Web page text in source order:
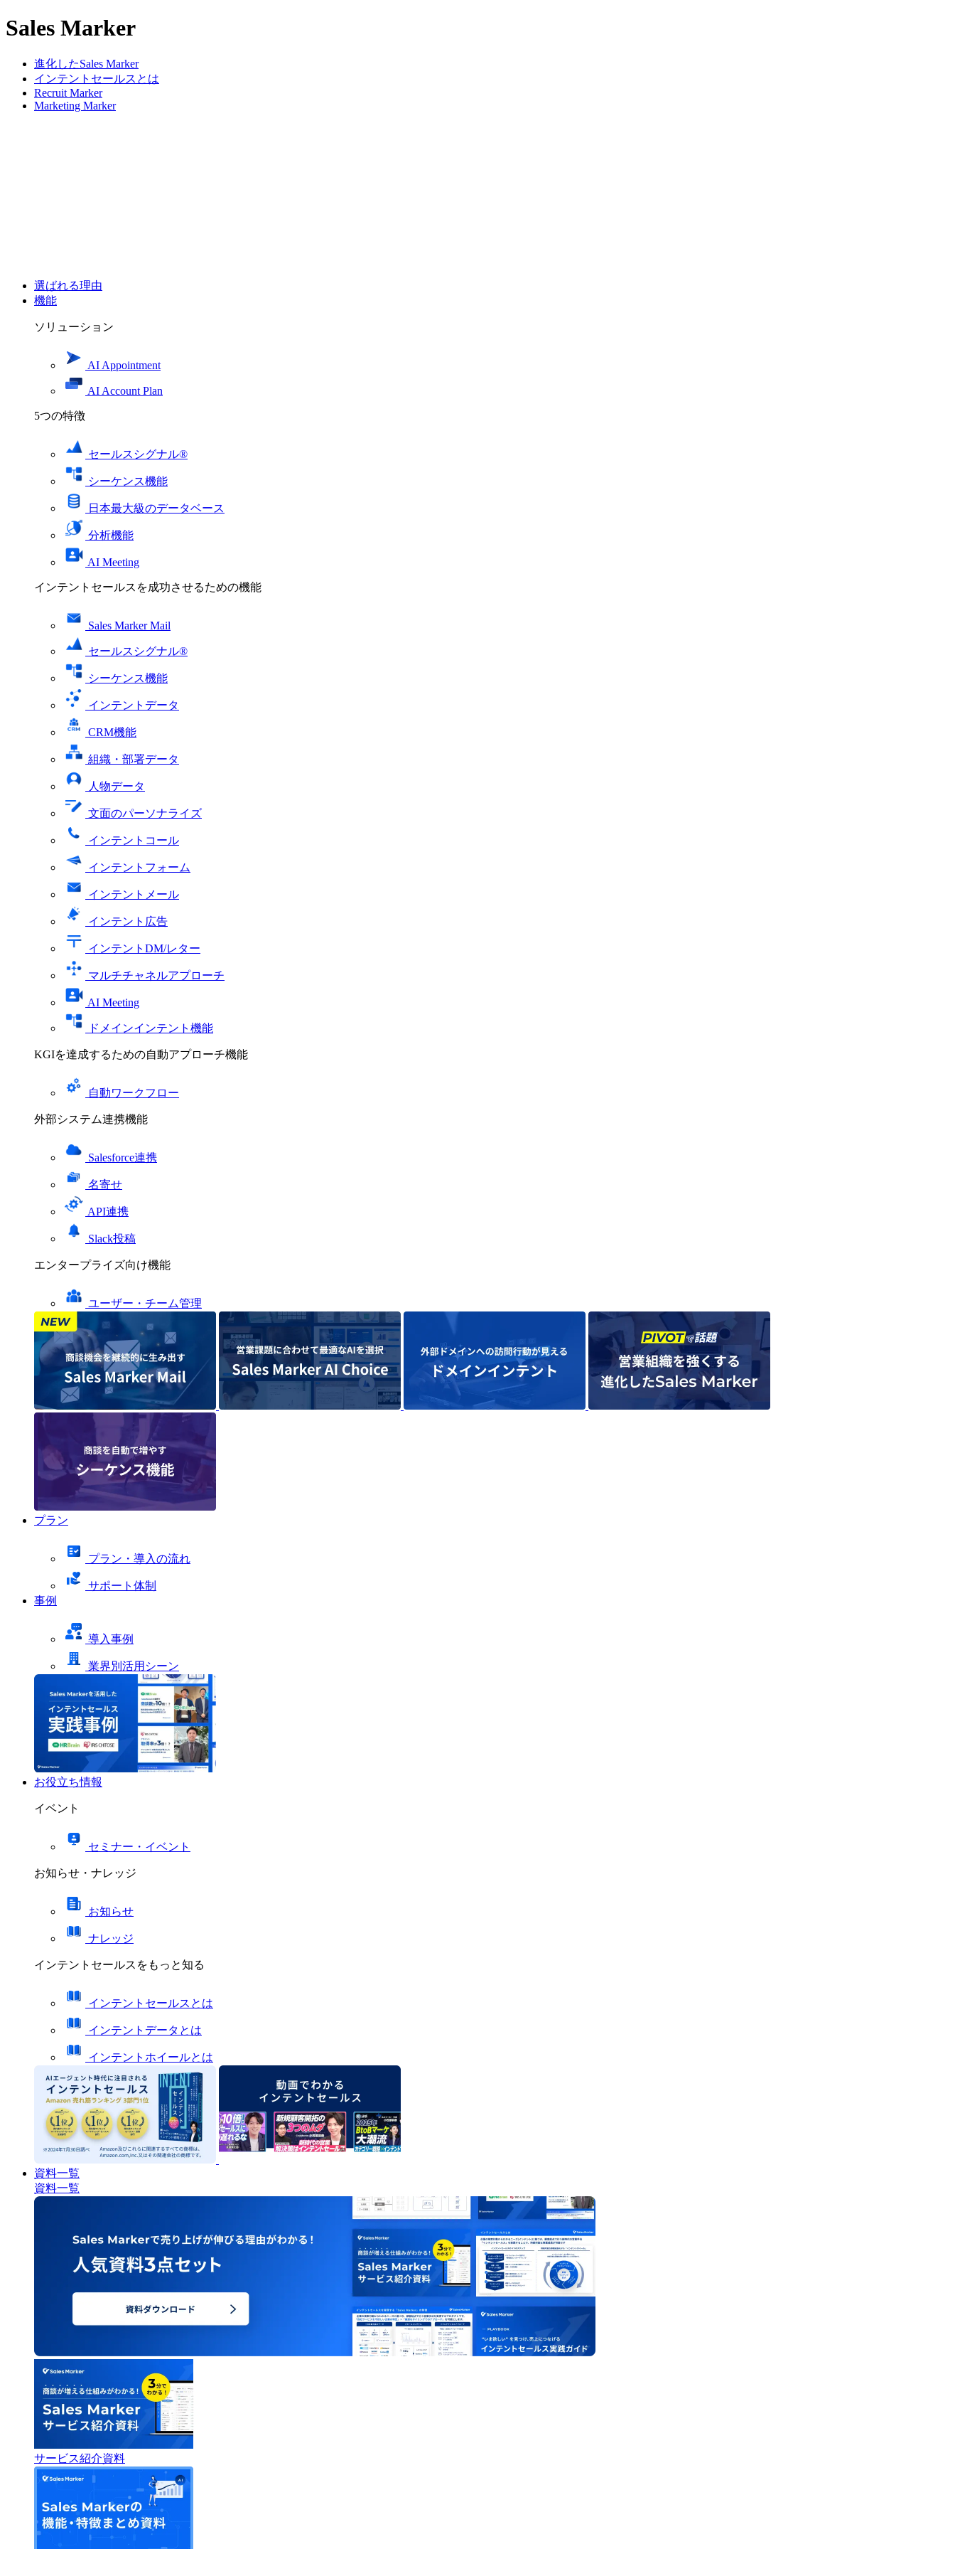
Sales Marker
進化したSales Marker
インテントセールスとは
Recruit Marker
Marketing Marker
選ばれる理由
機能
ソリューション
AI Appointment
AI Account Plan
5つの特徴
セールスシグナル®
シーケンス機能
日本最大級のデータベース
分析機能
AI Meeting
インテントセールスを成功させるための機能
Sales Marker Mail
セールスシグナル®
シーケンス機能
インテントデータ
CRM機能
組織・部署データ
人物データ
文面のパーソナライズ
インテントコール
インテントフォーム
インテントメール
インテント広告
インテントDM/レター
マルチチャネルアプローチ
AI Meeting
ドメインインテント機能
KGIを達成するための自動アプローチ機能
自動ワークフロー
外部システム連携機能
Salesforce連携
名寄せ
API連携
Slack投稿
エンタープライズ向け機能
ユーザー・チーム管理
プラン
プラン・導入の流れ
サポート体制
事例
導入事例
業界別活用シーン
お役立ち情報
イベント
セミナー・イベント
お知らせ・ナレッジ
お知らせ
ナレッジ
インテントセールスをもっと知る
インテントセールスとは
インテントデータとは
インテントホイールとは
資料一覧
資料一覧
サービス紹介資料